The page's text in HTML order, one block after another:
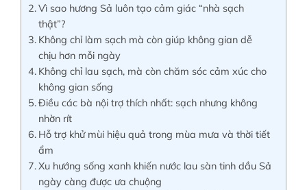
Vì sao hương Sả luôn tạo cảm giác “nhà sạch
thật”?
Không chỉ làm sạch mà còn giúp không gian dễ
chịu hơn mỗi ngày
Không chỉ lau sạch, mà còn chăm sóc cảm xúc cho
không gian sống
Điều các bà nội trợ thích nhất: sạch nhưng không
nhờn rít
Hỗ trợ khử mùi hiệu quả trong mùa mưa và thời tiết
ẩm
Xu hướng sống xanh khiến nước lau sàn tinh dầu Sả
ngày càng được ưa chuộng